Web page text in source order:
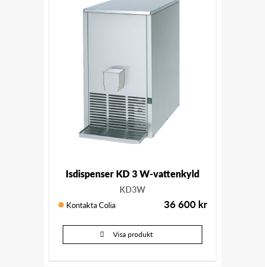
Isdispenser KD 3 W-vattenkyld
KD3W
Kontakta Colia 36 600 kr
Visa produkt